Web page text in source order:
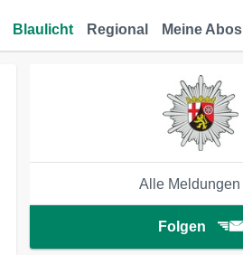
Blaulicht Regional Meine Abos
Alle Meldungen
Folgen